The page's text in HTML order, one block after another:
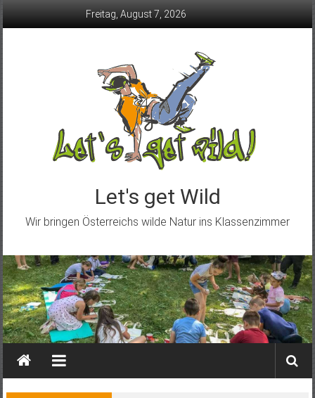
Freitag, August 7, 2026
Let's get Wild
Wir bringen Österreichs wilde Natur ins Klassenzimmer